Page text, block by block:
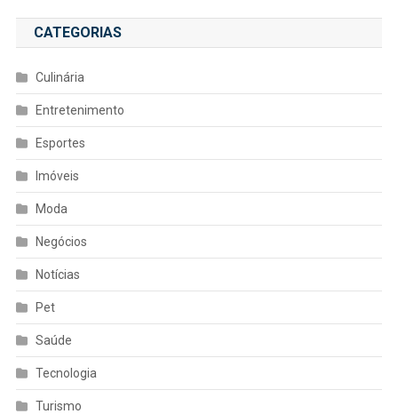
CATEGORIAS
Culinária
Entretenimento
Esportes
Imóveis
Moda
Negócios
Notícias
Pet
Saúde
Tecnologia
Turismo